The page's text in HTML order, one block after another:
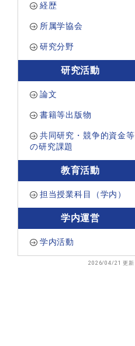
経歴
所属学協会
研究分野
研究活動
論文
書籍等出版物
共同研究・競争的資金等
の研究課題
教育活動
担当授業科目（学内）
学内運営
学内活動
2026/04/21 更新